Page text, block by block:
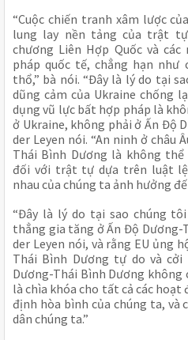
“Cuộc chiến tranh xâm lược
lung lay nền tảng của trật
chương Liên Hợp Quốc và
pháp quốc tế, chẳng hạn như
thổ,” bà nói. “Đây là lý do tại
dũng cảm của Ukraine chống
dụng vũ lực bất hợp pháp là
ở Ukraine, không phải ở Ấn Độ
der Leyen nói. “An ninh ở châu
Thái Bình Dương là không
đối với trật tự dựa trên luật
nhau của chúng ta ảnh hưởng
“Đây là lý do tại sao chúng
thẳng gia tăng ở Ấn Độ Dương-
der Leyen nói, và rằng EU ủng
Thái Bình Dương tự do và
Dương-Thái Bình Dương không
là chìa khóa cho tất cả các hoạt
định hòa bình của chúng ta, và
dân chúng ta.”